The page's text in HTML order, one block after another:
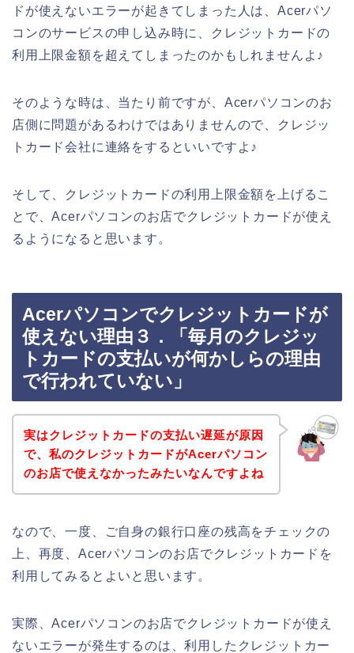
ドが使えないエラーが起きてしまった人は、Acerパソ
コンのサービスの申し込み時に、クレジットカードの
利用上限金額を超えてしまったのかもしれませんよ♪
そのような時は、当たり前ですが、Acerパソコンのお
店側に問題があるわけではありませんので、クレジッ
トカード会社に連絡をするといいですよ♪
そして、クレジットカードの利用上限金額を上げるこ
とで、Acerパソコンのお店でクレジットカードが使え
るようになると思います。
Acerパソコンでクレジットカードが
使えない理由３．「毎月のクレジッ
トカードの支払いが何かしらの理由
で行われていない」
実はクレジットカードの支払い遅延が原因
で、私のクレジットカードがAcerパソコン
のお店で使えなかったみたいなんですよね
なので、一度、ご自身の銀行口座の残高をチェックの
上、再度、Acerパソコンのお店でクレジットカードを
利用してみるとよいと思います。
実際、Acerパソコンのお店でクレジットカードが使え
ないエラーが発生するのは、利用したクレジットカー